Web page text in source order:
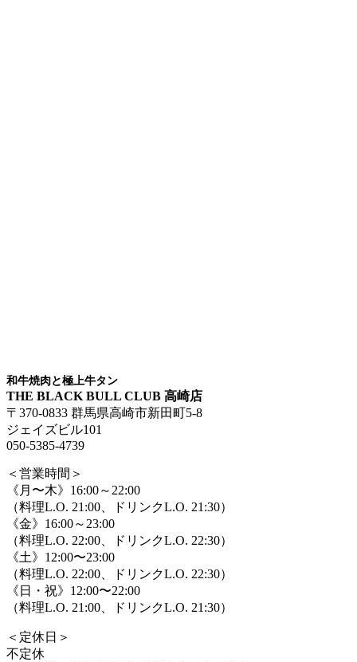
和牛焼肉と極上牛タン
THE BLACK BULL CLUB 高崎店
〒370-0833 群馬県高崎市新田町5-8
ジェイズビル101
050-5385-4739
＜営業時間＞
《月〜木》16:00～22:00
（料理L.O. 21:00、ドリンクL.O. 21:30）
《金》16:00～23:00
（料理L.O. 22:00、ドリンクL.O. 22:30）
《土》12:00〜23:00
（料理L.O. 22:00、ドリンクL.O. 22:30）
《日・祝》12:00〜22:00
（料理L.O. 21:00、ドリンクL.O. 21:30）
＜定休日＞
不定休